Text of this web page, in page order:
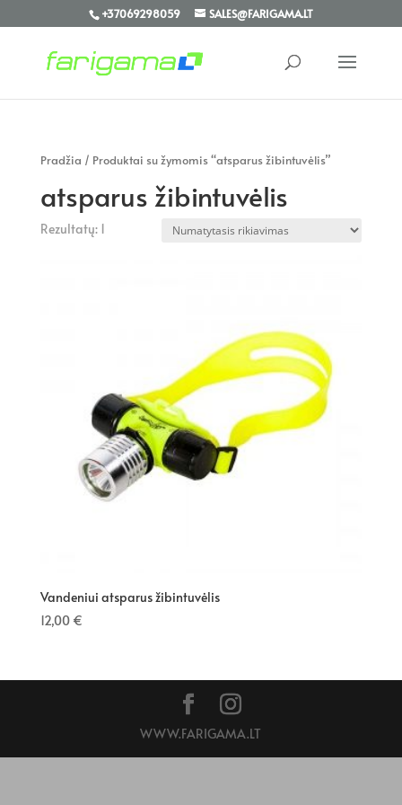
+37069298059 SALES@FARIGAMA.LT
Pradžia / Produktai su žymomis “atsparus žibintuvėlis”
atsparus žibintuvėlis
Rezultatų: 1
Vandeniui atsparus žibintuvėlis
12,00 €
WWW.FARIGAMA.LT